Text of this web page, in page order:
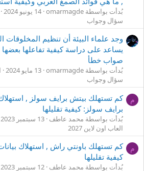
بُدأت بواسطة omarmagde 14 يونيو 2024
سؤال وجواب
وجد علماء البيئة أن تنظيم
يساعد على دراسة كيفية تفاعلها بعضها
صواب خطأ
بُدأت بواسطة omarmagde 13 مايو 2024
سؤال وجواب
م
كم تستهلك بيتش برايف سولز ,
برايف سولز: كيفية تقليلها
بُدأت بواسطة محمد عاطف 13 سبتمبر 2023
العاب اون لاين 2027
م
كم تستهلك باونتي راش , استهلاك
كيفية تقليلها
بُدأت بواسطة محمد عاطف 12 سبتمبر 2023